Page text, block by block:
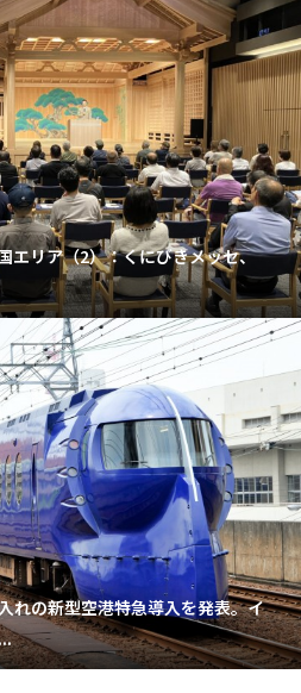
エリア（2）：くにびきメッセ、
れの新型空港特急導入を発表。イ